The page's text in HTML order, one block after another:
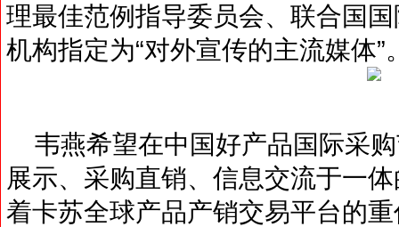
理最佳范例指导委员会、联合国
机构指定为“对外宣传的主流媒体”
韦燕希望在中国好产品国际采
展示、采购直销、信息交流于一
着卡苏全球产品产销交易平台的